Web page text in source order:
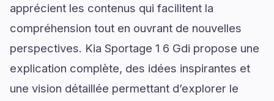
apprécient les contenus qui facilitent la
compréhension tout en ouvrant de nouvelles
perspectives. Kia Sportage 1 6 Gdi propose une
explication complète, des idées inspirantes et
une vision détaillée permettant d’explorer le